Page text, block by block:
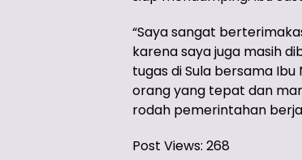
“Saya sangat
karena saya juga masih
tugas di Sula bersama
orang yang tepat dan
rodah pemerintahan
Post Views: 268